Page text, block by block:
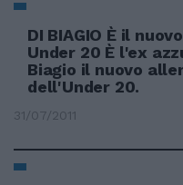
DI BIAGIO È il
Under 20 È l'ex
Biagio il nuovo
dell'Under 20.
31/07/2011